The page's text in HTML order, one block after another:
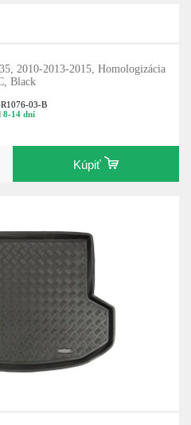
2010-2013-2015, Homologizácia
Black
03-B
8-14 dní
Kúpiť